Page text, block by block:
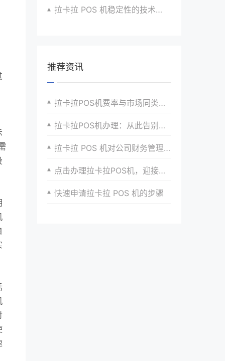
拉卡拉 POS 机稳定性的技术创新与应用实践
推荐资讯
拉卡拉POS机费率与市场同类产品对比分析
拉卡拉POS机办理：从此告别支付烦恼
拉卡拉 POS 机对公司财务管理的优化
点击办理拉卡拉POS机，迎接商户支付的新篇章
快速申请拉卡拉 POS 机的步骤